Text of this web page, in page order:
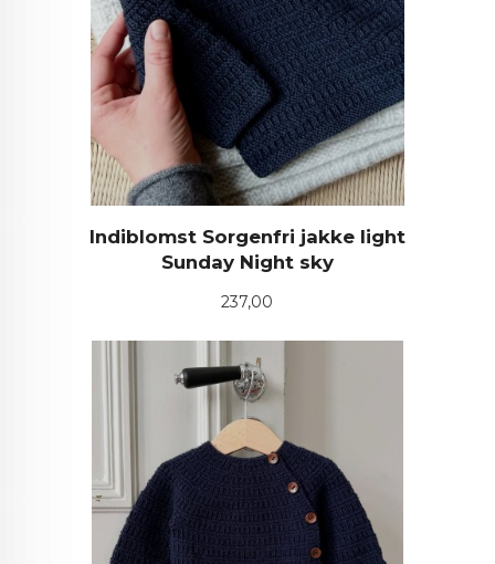
Indiblomst Sorgenfri jakke light
Sunday Night sky
Pris
237,00